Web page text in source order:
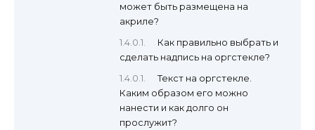
может быть размещена на
акриле?
Как правильно выбрать и
сделать надпись на оргстекле?
Текст на оргстекле.
Каким образом его можно
нанести и как долго он
прослужит?